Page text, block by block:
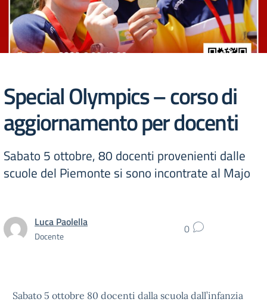
Special Olympics – corso di
aggiornamento per docenti
Sabato 5 ottobre, 80 docenti provenienti dalle
scuole del Piemonte si sono incontrate al Majo
Luca Paolella
Docente 0
Sabato 5 ottobre 80 docenti dalla scuola dall’infanzia